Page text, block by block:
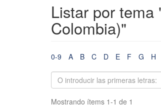
Listar por tema
Colombia)"
0-9 A B C D E F G H
Mostrando ítems 1-1 de 1